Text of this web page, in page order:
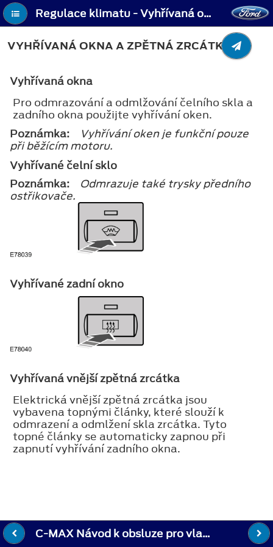
Regulace klimatu - Vyhřívaná okna a zpětná zrcátka
VYHŘÍVANÁ OKNA A ZPĚTNÁ ZRCÁTKA
Vyhřívaná okna
Pro odmrazování a odmlžování čelního skla a
zadního okna použijte vyhřívání oken.
Poznámka:
Vyhřívání oken je funkční pouze
při běžícím motoru.
Vyhřívané čelní sklo
Poznámka:
Odmrazuje také trysky předního
ostřikovače.
Vyhřívané zadní okno
Vyhřívaná vnější zpětná zrcátka
Elektrická vnější zpětná zrcátka jsou
vybavena topnými články, které slouží k
odmrazení a odmlžení skla zrcátka. Tyto
topné články se automaticky zapnou při
zapnutí vyhřívání zadního okna.
C-MAX Návod k obsluze pro vlastníky